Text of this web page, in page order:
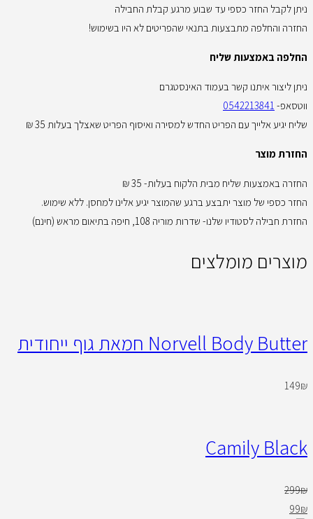
ניתן לקבל החזר כספי עד שבוע מרגע קבלת החבילה
החזרה והחלפה מתבצעות בתנאי שהפריטים לא היו בשימוש!
החלפה באמצעות שליח
ניתן ליצור איתנו קשר בעמוד האינסטגרם
ווטסאפ- 0542213841
שליח יגיע אלייך עם הפריט החדש למסירה ואיסוף הפריט שאצלך בעלות 35 ₪
החזרת מוצר
החזרה באמצעות שליח מבית הלקוח בעלות- 35 ₪
החזר כספי של מוצר יתבצע ברגע שהמוצר יגיע אלינו למחסן. ללא שימוש.
החזרת חבילה לסטודיו שלנו- שדרות מוריה 108, חיפה בתיאום מראש (חינם)
מוצרים מומלצים
Norvell Body Butter חמאת גוף ייחודית
149₪
Camily Black
299₪
99₪